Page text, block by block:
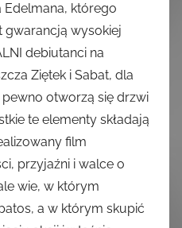
Edelmana, którego
gwarancją wysokiej
debiutanci na
Ziętek i Sabat, dla
otworzą się drzwi
te elementy składają
film
przyjaźni i walce o
wie, w którym
a w którym skupić